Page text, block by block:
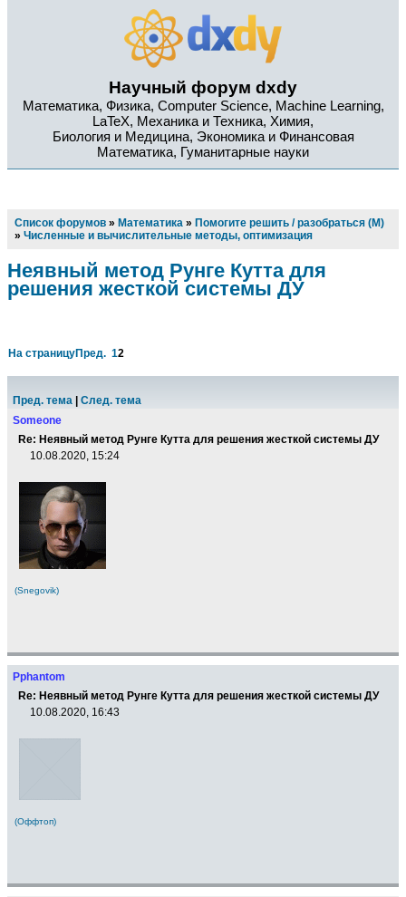
Научный форум dxdy
Математика, Физика, Computer Science, Machine Learning,
LaTeX, Механика и Техника, Химия,
Биология и Медицина, Экономика и Финансовая
Математика, Гуманитарные науки
Список форумов » Математика » Помогите решить / разобраться (М)
» Численные и вычислительные методы, оптимизация
Неявный метод Рунге Кутта для
решения жесткой системы ДУ
На страницуПред. 12
Пред. тема
След. тема
Someone
Re: Неявный метод Рунге Кутта для решения жесткой системы ДУ
10.08.2020, 15:24
(Snegovik)
Pphantom
Re: Неявный метод Рунге Кутта для решения жесткой системы ДУ
10.08.2020, 16:43
(Оффтоп)